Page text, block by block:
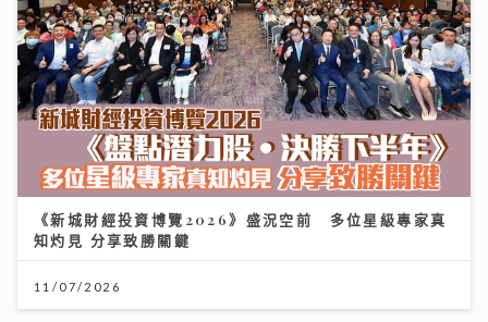
《新城財經投資博覽2026》盛況空前 多位星級專家真
知灼見 分享致勝關鍵
11/07/2026